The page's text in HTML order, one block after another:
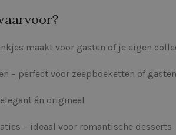
maakt voor gasten of je eigen
– perfect voor zeepboeketten of
én origineel
– ideaal voor romantische desserts